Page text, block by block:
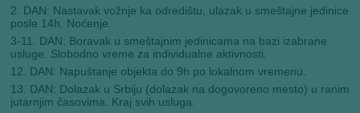
2. DAN: Nastavak vožnje ka odredištu, ulazak u smeštajne jedinice
posle 14h. Noćenje.
3-11. DAN: Boravak u smeštajnim jedinicama na bazi izabrane
usluge. Slobodno vreme za individualne aktivnosti.
12. DAN: Napuštanje objekta do 9h po lokalnom vremenu.
13. DAN: Dolazak u Srbiju (dolazak na dogovoreno mesto) u ranim
jutarnjim časovima. Kraj svih usluga.